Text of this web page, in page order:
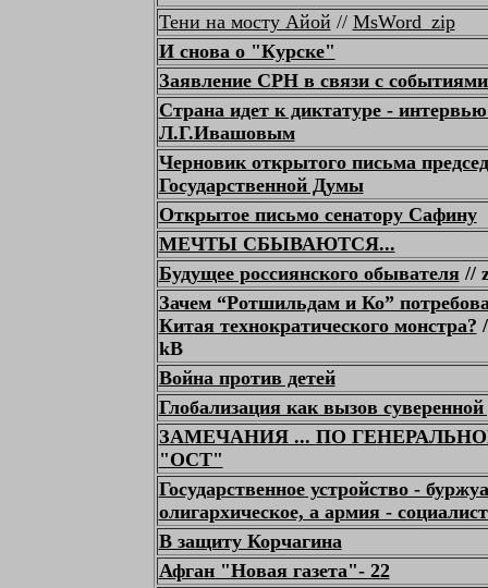
Тени на мосту Айой // MsWord_zip
И снова о "Курске"
Заявление СРН в связи с
Страна идет к диктатуре -
Л.Г.Ивашовым
Черновик открытого письма
Государственной Думы
Открытое письмо сенатору Сафину
МЕЧТЫ СБЫВАЮТСЯ...
Будущее россиянского обывателя//
Зачем “Ротшильдам и Ко”
Китая технократического монстра?
kB
Война против детей
Глобализация как вызов
ЗАМЕЧАНИЯ ... ПО
"ОСТ"
Государственное устройство -
олигархическое, а армия -
В защиту Корчагина
Афган "Новая газета"- 22